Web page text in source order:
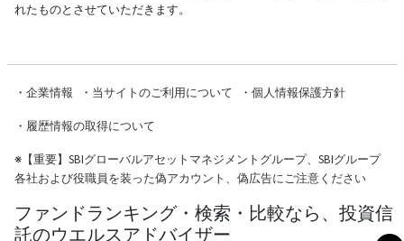
れたものとさせていただきます。
・ 企業情報 ・ 当サイトのご利用について ・ 個人情報保護方針
・ 履歴情報の取得について
※【重要】SBIグローバルアセットマネジメントグループ、SBIグループ
各社および役職員を装った偽アカウント、偽広告にご注意ください
ファンドランキング・検索・比較なら、投資信
託のウエルスアドバイザー